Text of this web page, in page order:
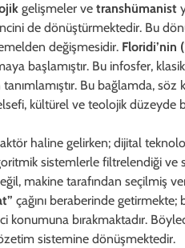
gelişmeler ve transhümanist
de dönüştürmektedir. Bu
değişmesidir. Floridi’nin
başlamıştır. Bu infosfer,
Bu bağlamda,
kültürel ve teolojik düzeyde
haline gelirken; dijital
sistemlerle filtrelendiği
makine tarafından seçilmiş
çağını beraberinde
bırakmaktadır.
sistemine dönüşmektedir.